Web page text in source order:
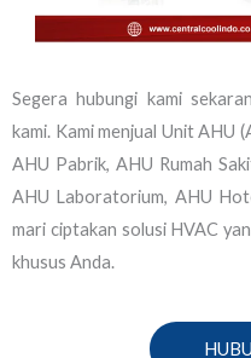
Segera hubungi kami
kami. Kami menjual Unit AHU
AHU Pabrik, AHU Rumah
AHU Laboratorium, AHU
mari ciptakan solusi HVAC
khusus Anda.